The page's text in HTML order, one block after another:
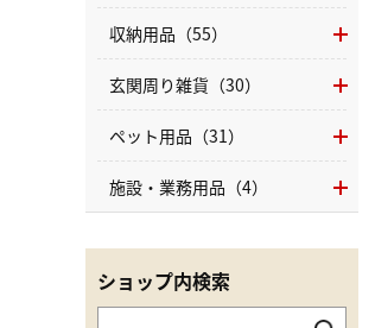
収納用品（55）
玄関周り雑貨（30）
ペット用品（31）
施設・業務用品（4）
ショップ内検索